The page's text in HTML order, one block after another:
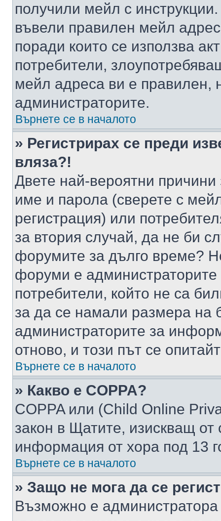
получили мейл с
въвели правилен мейл
поради които се използва
потребители,
мейл адреса ви е правилен,
администраторите.
Върнете се в началото
» Регистрирах се преди
вляза?!
Двете най-вероятни
име и парола (сверете с
регистрация) или
за втория случай, да не би
форумите за дълго време?
форуми е администраторите
потребители, който не са
за да се намали размера на
администраторите за
отново, и този път се
Върнете се в началото
» Какво е COPPA?
COPPA или (Child Online
закон в Щатите, изискващ от
информация от хора под 13
Върнете се в началото
» Защо не мога да се
Възможно е